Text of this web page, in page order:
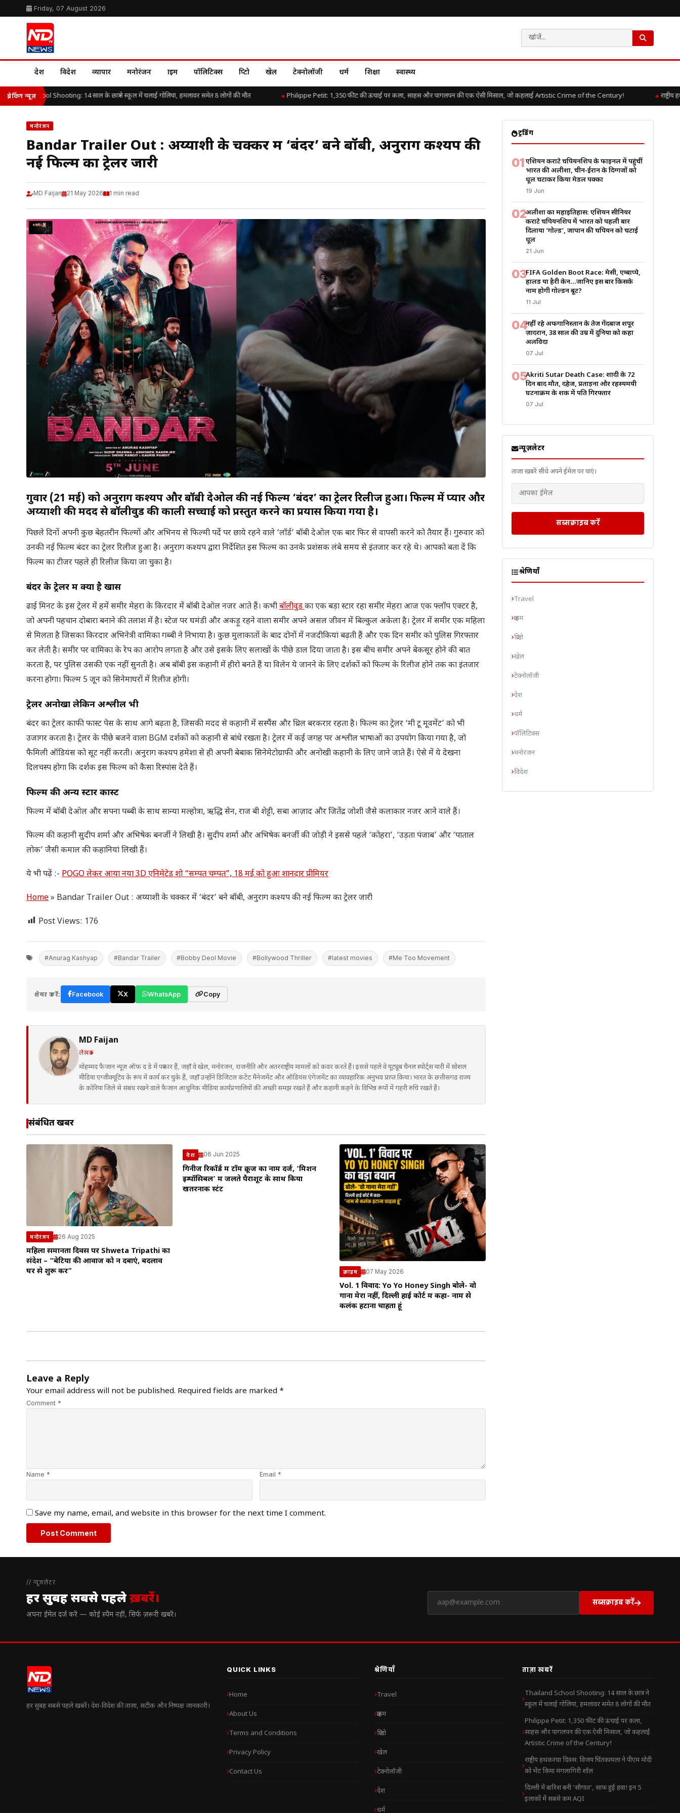
Friday, 07 August 2026
देश विदेश व्यापार मनोरंजन क्राइम पॉलिटिक्स क्रिप्टो खेल टेक्नोलॉजी धर्म शिक्षा स्वास्थ्य
ब्रेकिंग न्यूज़
School Shooting: 14 साल के छात्र ने स्कूल में चलाई गोलियां, हमलावर समेत 8 लोगों की मौत Philippe Petit: 1,350 फीट की ऊंचाई पर कला, साहस और पागलपन की एक ऐसी मिसाल, जो कहलाई Artistic Crime of the Century! राष्ट्रीय
मनोरंजन
Bandar Trailer Out : अय्याशी के चक्कर में ‘बंदर’ बने बॉबी, अनुराग कश्यप की
नई फिल्म का ट्रेलर जारी
MD Faijan 21 May 2026 1 min read
गुरुवार (21 मई) को अनुराग कश्यप और बॉबी देओल की नई फिल्म ‘बंदर’ का ट्रेलर रिलीज हुआ। फिल्म में प्यार और
अय्याशी की मदद से बॉलीवुड की काली सच्चाई को प्रस्तुत करने का प्रयास किया गया है।
पिछले दिनों अपनी कुछ बेहतरीन फिल्मों और अभिनय से फिल्मी पर्दे पर छाये रहने वाले ‘लॉर्ड’ बॉबी देओल एक बार फिर से वापसी करने को तैयार हैं। गुरुवार को
उनकी नई फिल्म बंदर का ट्रेलर रिलीज हुआ है। अनुराग कश्यप द्वारा निर्देशित इस फिल्म का उनके प्रशंसक लंबे समय से इंतजार कर रहे थे। आपको बता दें कि
फिल्म का टीजर पहले ही रिलीज किया जा चुका है।
बंदर के ट्रेलर में क्या है खास
ढाई मिनट के इस ट्रेलर में हमें समीर मेहरा के किरदार में बॉबी देओल नजर आते हैं। कभीबॉलीवुडका एक बड़ा स्टार रहा समीर मेहरा आज एक फ्लॉप एक्टर है,
जो अपनी पहचान दोबारा बनाने की तलाश में है। स्टेज पर घमंडी और अकड़ू रहने वाला समीर अपने असल जीवन में बिल्कुल अकेला है। ट्रेलर में समीर एक महिला
से मिलता है जिसका किरदार अभिनेत्री वामिका गब्बी ने निभाया है। कुछ मुलाकातों के बाद दोनों में नजदीकियां बढ़ती हैं और एक दिन समीर को पुलिस गिरफ्तार
कर लेती है। समीर पर वामिका के रेप का आरोप लगता है और उसे इसके लिए सलाखों के पीछे डाल दिया जाता है। इस बीच समीर अपने बेकसूर होने की बात
करता है, पर पुलिस उसकी एक नहीं सुनती है। अब बॉबी इस कहानी में हीरो बनते हैं या विलेन ये जानने के लिए दर्शकों को फिल्म के रिलीज होने तक का इंतजार
करना होगा। फिल्म 5 जून को सिनेमाघरों में रिलीज होगी।
ट्रेलर अनोखा लेकिन अश्लील भी
बंदर का ट्रेलर काफी फास्ट पेस के साथ आगे बढ़ता है, जिसकी मदद से कहानी में सस्पैंस और थ्रिल बरकरार रहता है। फिल्म का ट्रेलर ‘मी टू मूवमेंट’ को भी
उजागर करता है। ट्रेलर के पीछे बजने वाला BGM दर्शकों को कहानी से बांधे रखता है। ट्रेलर में कई जगह पर अश्लील भाषाओं का उपयोग किया गया है, जो
फैमिली ऑडियंस को सूट नहीं करती। अनुराग कश्यप हमेशा से ही अपनी बेबाक सिनेमेटोग्राफी और अनोखी कहानी के लिए जाने जाते हैं। ऐसे में ये देखना
दिलचस्प होगा कि दर्शक इस फिल्म को कैसा रिस्पांस देते हैं।
फिल्म की अन्य स्टार कास्ट
फिल्म में बॉबी देओल और सपना पब्बी के साथ सान्या मल्होत्रा, ऋद्धि सेन, राज बी शेट्टी, सबा आज़ाद और जितेंद्र जोशी जैसे कलाकार नजर आने वाले हैं।
फिल्म की कहानी सुदीप शर्मा और अभिषेक बनर्जी ने लिखी है। सुदीप शर्मा और अभिषेक बनर्जी की जोड़ी ने इससे पहले ‘कोहरा’, ‘उड़ता पंजाब’ और ‘पाताल
लोक’ जैसी कमाल की कहानियां लिखी हैं।
ये भी पढ़ें :- POGO लेकर आया नया 3D एनिमेटेड शो “सम्पत चम्पत”, 18 मई को हुआ शानदार प्रीमियर
Home» Bandar Trailer Out : अय्याशी के चक्कर में ‘बंदर’ बने बॉबी, अनुराग कश्यप की नई फिल्म का ट्रेलर जारी
Post Views: 176
#Anurag Kashyap #Bandar Trailer #Bobby Deol Movie #Bollywood Thriller #latest movies #Me Too Movement
शेयर करें: Facebook X WhatsApp Copy
MD Faijan
लेखक
मोहम्मद फैजान न्यूज़ ऑफ द डे में पत्रकार हैं, जहाँ वे खेल, मनोरंजन, राजनीति और अंतरराष्ट्रीय मामलों को कवर करते हैं। इससे पहले वे यूट्यूब चैनल स्पोर्ट्स यारी में सोशल
मीडिया एग्जीक्यूटिव के रूप में कार्य कर चुके हैं, जहाँ उन्होंने डिजिटल कंटेंट मैनेजमेंट और ऑडियंस एंगेजमेंट का व्यावहारिक अनुभव प्राप्त किया। भारत के छत्तीसगढ़ राज्य
के कोरिया जिले से संबंध रखने वाले फैजान आधुनिक मीडिया कार्यप्रणालियों की अच्छी समझ रखते हैं और कहानी कहने के विभिन्न रूपों में गहरी रुचि रखते हैं।
संबंधित खबरें
मनोरंजन 26 Aug 2025
महिला समानता दिवस पर Shweta Tripathi का
संदेश – “बेटियों की आवाज को न दबाएं, बदलाव
घर से शुरू करें”
देश 06 Jun 2025
गिनीज रिकॉर्ड में टॉम क्रूज का नाम दर्ज, ‘मिशन
इम्पॉसिबल’ में जलते पैराशूट के साथ किया
खतरनाक स्टंट
क्राइम 07 May 2026
Vol. 1 विवाद: Yo Yo Honey Singh बोले- वो
गाना मेरा नहीं, दिल्ली हाई कोर्ट में कहा- नाम से
कलंक हटाना चाहता हूं
Leave a Reply
Your email address will not be published. Required fields are marked *
Comment *
Name * Email *
Save my name, email, and website in this browser for the next time I comment.
ट्रेंडिंग
01एशियन कराटे चैंपियनशिप के फाइनल में पहुंचीं
भारत की अलीशा, चीन-ईरान के दिग्गजों को
धूल चटाकर किया मेडल पक्का
19 Jun
02अलीशा का महाइतिहास: एशियन सीनियर
कराटे चैंपियनशिप में भारत को पहली बार
दिलाया ‘गोल्ड’, जापान की चैंपियन को चटाई
धूल
21 Jun
03FIFA Golden Boot Race: मेसी, एम्बाप्पे,
हालैंड या हैरी केन…जानिए इस बार किसके
नाम होगी गोल्डन बूट?
11 Jul
04नहीं रहे अफगानिस्तान के तेज गेंदबाज शपूर
ज़ादरान, 38 साल की उम्र में दुनिया को कहा
अलविदा
07 Jul
05Akriti Sutar Death Case: शादी के 72
दिन बाद मौत, दहेज, प्रताड़ना और रहस्यमयी
घटनाक्रम के शक में पति गिरफ्तार
07 Jul
न्यूज़लेटर
ताज़ा खबरें सीधे अपने ईमेल पर पाएं।
सब्सक्राइब करें
श्रेणियाँ
Travel
क्राइम
क्रिप्टो
खेल
टेक्नोलॉजी
देश
धर्म
पॉलिटिक्स
मनोरंजन
विदेश
// न्यूज़लेटर
हर सुबह सबसे पहलेख़बरें।
अपना ईमेल दर्ज करें — कोई स्पैम नहीं, सिर्फ ज़रूरी खबरें।
सब्सक्राइब करें
हर सुबह सबसे पहले खबरें। देश-विदेश की ताज़ा, सटीक और निष्पक्ष जानकारी।
QUICK LINKS
Home
About Us
Terms and Conditions
Privacy Policy
Contact Us
श्रेणियाँ
Travel
क्राइम
क्रिप्टो
खेल
टेक्नोलॉजी
देश
धर्म
ताज़ा खबरें
Thailand School Shooting: 14 साल के छात्र ने
स्कूल में चलाई गोलियां, हमलावर समेत 8 लोगों की मौत
Philippe Petit: 1,350 फीट की ऊंचाई पर कला,
साहस और पागलपन की एक ऐसी मिसाल, जो कहलाई
Artistic Crime of the Century!
राष्ट्रीय हथकरघा दिवस: विजय चिंतकायला ने पीएम मोदी
को भेंट किया मंगलागिरी शॉल
दिल्ली में बारिश बनी ‘सौगात’, साफ हुई हवा! इन 5
इलाकों में सबसे कम AQI